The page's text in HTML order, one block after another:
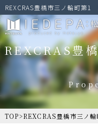
REXCRAS豊橋市三ノ輪町第1
TOP>REXCRAS豊橋市三ノ
REXCRAS豊